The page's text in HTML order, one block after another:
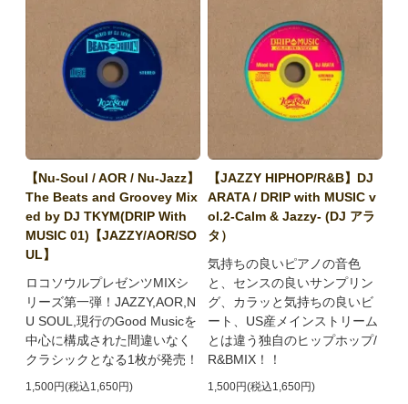
【Nu-Soul / AOR / Nu-Jazz】
The Beats and Groovey Mix
ed by DJ TKYM(DRIP With
MUSIC 01)【JAZZY/AOR/SO
UL】
ロコソウルプレゼンツMIXシ
リーズ第一弾！JAZZY,AOR,N
U SOUL,現行のGood Musicを
中心に構成された間違いなく
クラシックとなる1枚が発売！
1,500円(税込1,650円)
【JAZZY HIPHOP/R&B】DJ
ARATA / DRIP with MUSIC v
ol.2-Calm & Jazzy- (DJ アラ
タ）
気持ちの良いピアノの音色
と、センスの良いサンプリン
グ、カラッと気持ちの良いビ
ート、US産メインストリーム
とは違う独自のヒップホップ/
R&BMIX！！
1,500円(税込1,650円)